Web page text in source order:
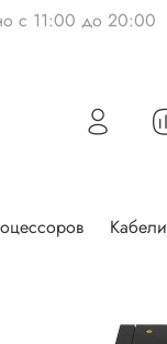
с 11:00 до 20:00
Кабели